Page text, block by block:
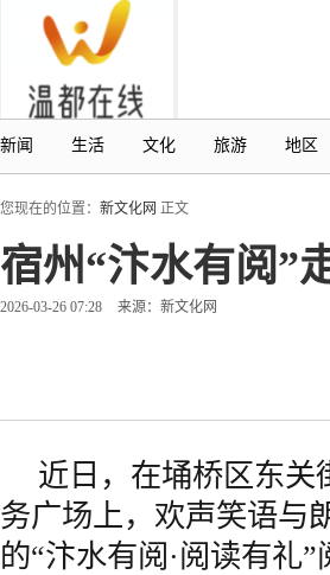
新闻 生活 文化 旅游 地区
您现在的位置： 新文化网 正文
宿州“汴水有阅”
2026-03-26 07:28 来源：新文化网
近日，在埇桥区东关
务广场上，欢声笑语与
的“汴水有阅·阅读有礼